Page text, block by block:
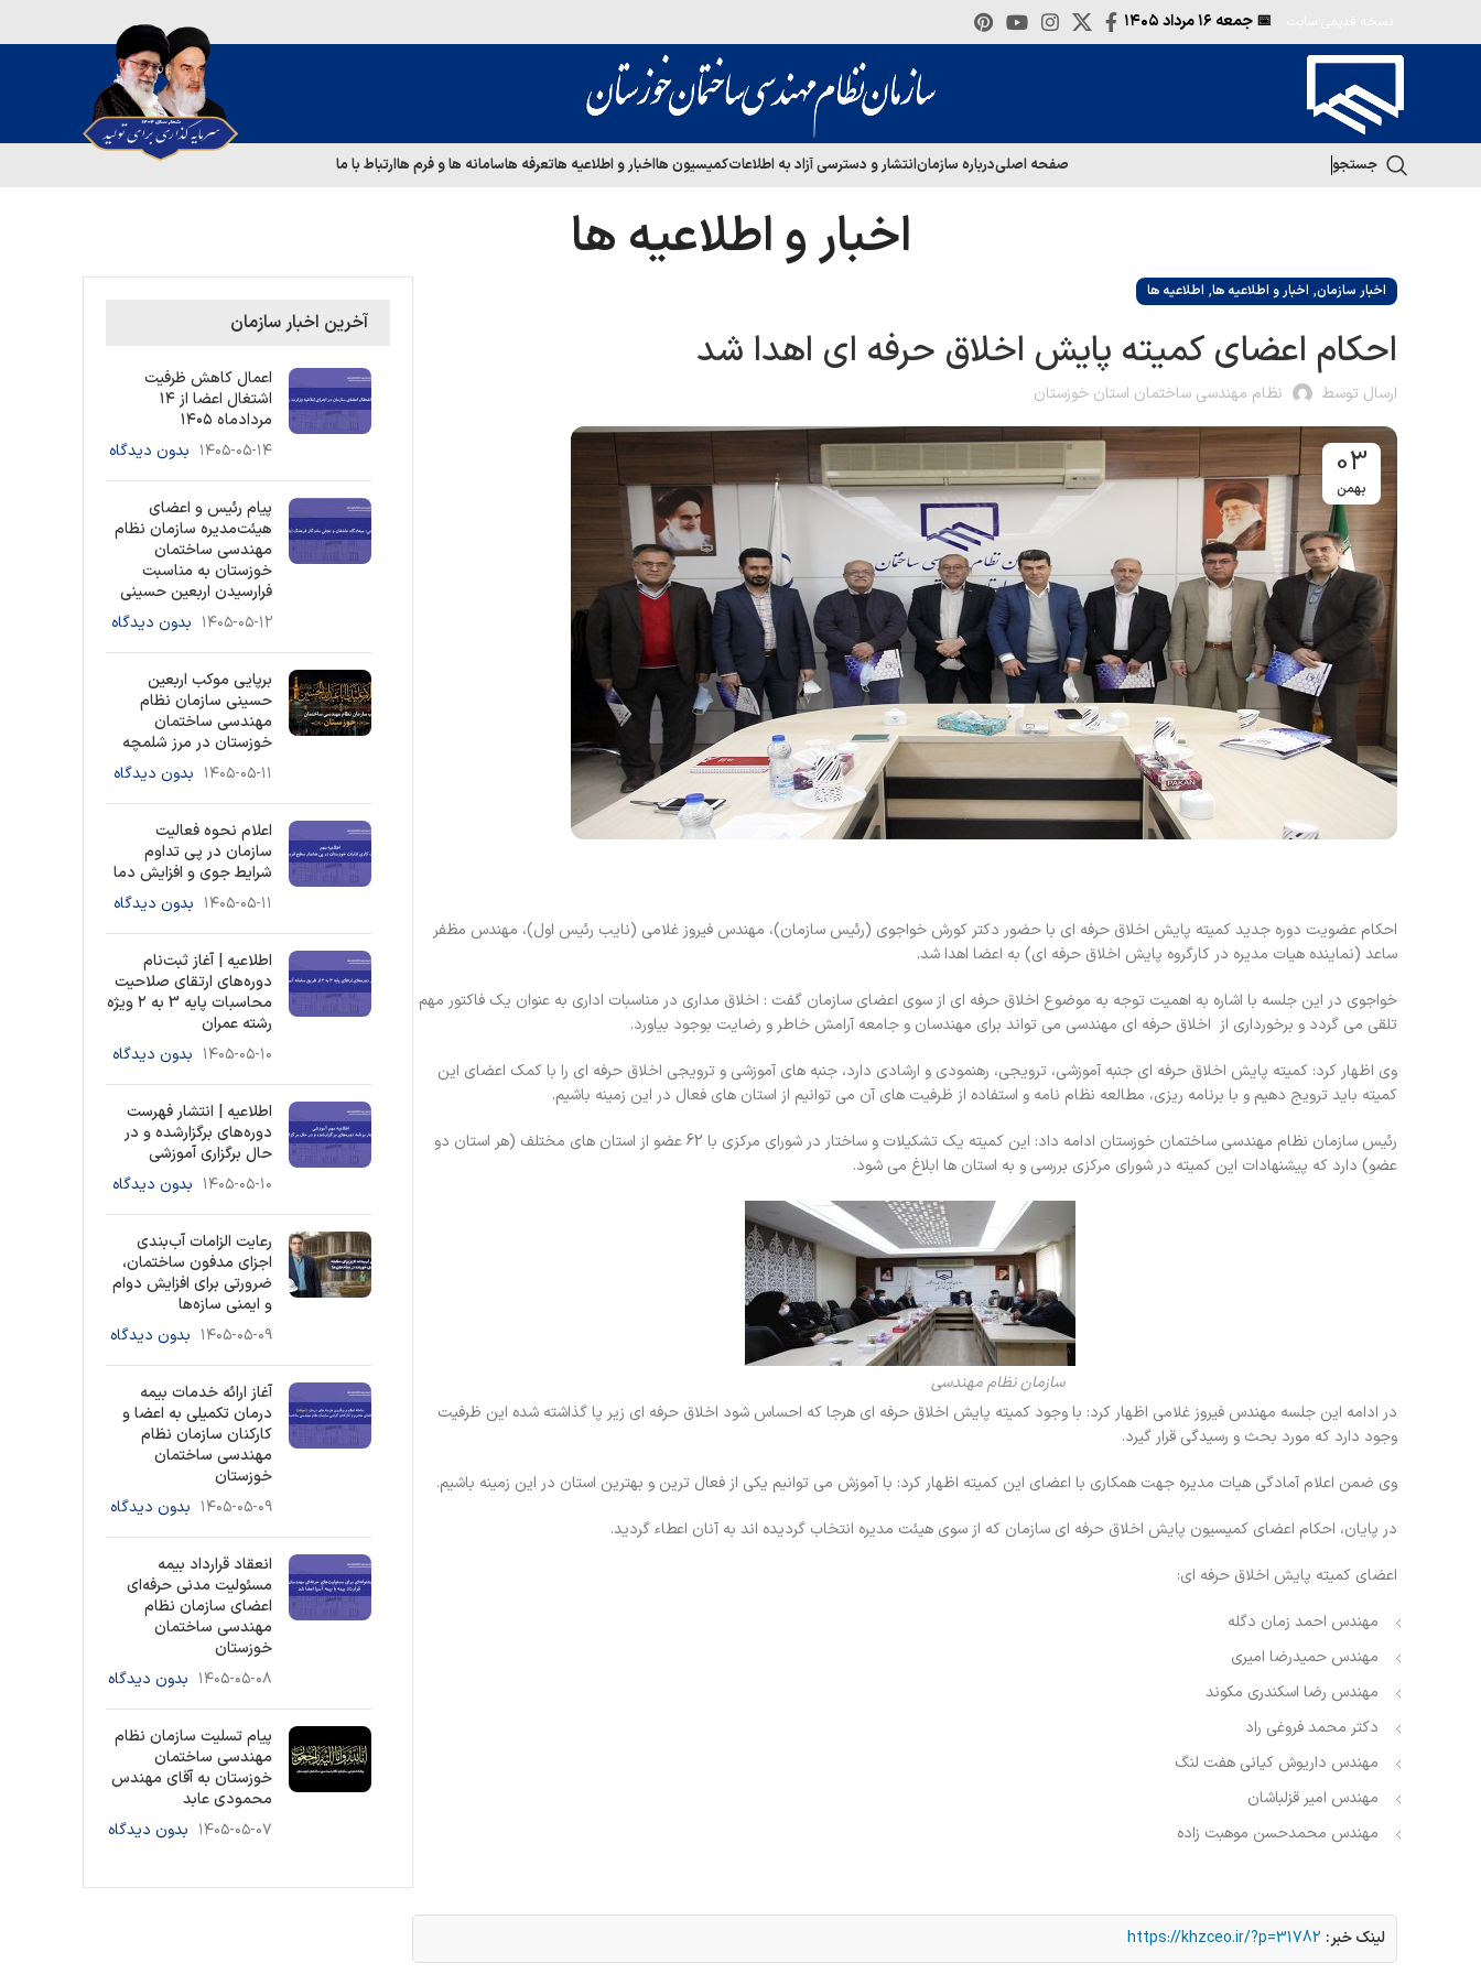
📅 جمعه
جستجو صفحه اصلیدرباره سازمانانتشار و دسترسی آزاد به اطلاعاتکمیسیون هااخبار و اطلاعیه هاتعرفه هاسامانه ها و فرم هاارتباط با ما
اخبار و اطلاعیه ها
اخبار سازمان, اخبار و اطلاعیه ها, اطلاعیه ها
احکام اعضای کمیته پایش اخلاق حرفه ای اهدا شد
ارسال توسط نظام مهندسی ساختمان استان خوزستان
03
بهمن
احکام عضویت دوره جدید کمیته پایش اخلاق حرفه ای با حضور دکتر کورش خواجوی (رئیس سازمان)، مهندس فیروز غلامی (نایب رئیس اول)، مهندس مظفر
ساعد (نماینده هیات مدیره در کارگروه پایش اخلاق حرفه ای) به اعضا اهدا شد.
خواجوی در این جلسه با اشاره به اهمیت توجه به موضوع اخلاق حرفه ای از سوی اعضای سازمان گفت : اخلاق مداری در مناسبات اداری به عنوان یک فاکتور مهم
تلقی می گردد و برخورداری از اخلاق حرفه ای مهندسی می تواند برای مهندسان و جامعه آرامش خاطر و رضایت بوجود بیاورد.
وی اظهار کرد: کمیته پایش اخلاق حرفه ای جنبه آموزشی، ترویجی، رهنمودی و ارشادی دارد، جنبه های آموزشی و ترویجی اخلاق حرفه ای را با کمک اعضای این
کمیته باید ترویج دهیم و با برنامه ریزی، مطالعه نظام نامه و استفاده از ظرفیت های آن می توانیم از استان های فعال در این زمینه باشیم.
رئیس سازمان نظام مهندسی ساختمان خوزستان ادامه داد: این کمیته یک تشکیلات و ساختار در شورای مرکزی با 62 عضو از استان های مختلف (هر استان دو
عضو) دارد که پیشنهادات این کمیته در شورای مرکزی بررسی و به استان ها ابلاغ می شود.
سازمان نظام مهندسی
در ادامه این جلسه مهندس فیروز غلامی اظهار کرد: با وجود کمیته پایش اخلاق حرفه ای هرجا که احساس شود اخلاق حرفه ای زیر پا گذاشته شده این ظرفیت
وجود دارد که مورد بحث و رسیدگی قرار گیرد.
وی ضمن اعلام آمادگی هیات مدیره جهت همکاری با اعضای این کمیته اظهار کرد: با آموزش می توانیم یکی از فعال ترین و بهترین استان در این زمینه باشیم.
در پایان، احکام اعضای کمیسیون پایش اخلاق حرفه ای سازمان که از سوی هیئت مدیره انتخاب گردیده اند به آنان اعطاء گردید.
اعضای کمیته پایش اخلاق حرفه ای:
مهندس احمد زمان دگله
مهندس حمیدرضا امیری
مهندس رضا اسکندری مکوند
دکتر محمد فروغی راد
مهندس داریوش کیانی هفت لنگ
مهندس امیر قزلباشان
مهندس محمدحسن موهبت زاده
لینک خبر: https://khzceo.ir/?p=31782
آخرین اخبار سازمان
اعمال کاهش ظرفیت
اشتغال اعضا از ۱۴
مردادماه ۱۴۰۵
۱۴۰۵-۰۵-۱۴ بدون دیدگاه
پیام رئیس و اعضای
هیئت‌مدیره سازمان نظام
مهندسی ساختمان
خوزستان به مناسبت
فرارسیدن اربعین حسینی
۱۴۰۵-۰۵-۱۲ بدون دیدگاه
برپایی موکب اربعین
حسینی سازمان نظام
مهندسی ساختمان
خوزستان در مرز شلمچه
۱۴۰۵-۰۵-۱۱ بدون دیدگاه
اعلام نحوه فعالیت
سازمان در پی تداوم
شرایط جوی و افزایش دما
۱۴۰۵-۰۵-۱۱ بدون دیدگاه
اطلاعیه | آغاز ثبت‌نام
دوره‌های ارتقای صلاحیت
محاسبات پایه 3 به ۲ ویژه
رشته عمران
۱۴۰۵-۰۵-۱۰ بدون دیدگاه
اطلاعیه | انتشار فهرست
دوره‌های برگزارشده و در
حال برگزاری آموزشی
۱۴۰۵-۰۵-۱۰ بدون دیدگاه
رعایت الزامات آب‌بندی
اجزای مدفون ساختمان،
ضرورتی برای افزایش دوام
و ایمنی سازه‌ها
۱۴۰۵-۰۵-۰۹ بدون دیدگاه
آغاز ارائه خدمات بیمه
درمان تکمیلی به اعضا و
کارکنان سازمان نظام
مهندسی ساختمان
خوزستان
۱۴۰۵-۰۵-۰۹ بدون دیدگاه
انعقاد قرارداد بیمه
مسئولیت مدنی حرفه‌ای
اعضای سازمان نظام
مهندسی ساختمان
خوزستان
۱۴۰۵-۰۵-۰۸ بدون دیدگاه
پیام تسلیت سازمان نظام
مهندسی ساختمان
خوزستان به آقای مهندس
محمودی عابد
۱۴۰۵-۰۵-۰۷ بدون دیدگاه